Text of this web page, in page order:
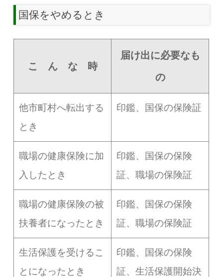
国保をやめるとき
こ ん な 時
届け出に必要なも
の
他市町村へ転出する
とき
印鑑、国保の保険証
職場の健康保険に加
入したとき
印鑑、国保の保険
証、職場の保険証
職場の健康保険の被
扶養者になったとき
印鑑、国保の保険
証、職場の保険証
生活保護を受けるこ
とになったとき
印鑑、国保の保険
証、生活保護開始決